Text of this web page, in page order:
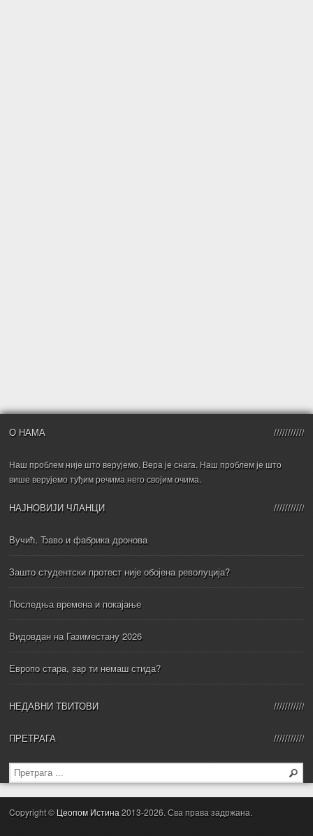
О НАМА
Наш проблем није што верујемо. Вера је снага. Наш проблем је што
више верујемо туђим речима него својим очима.
НАЈНОВИЈИ ЧЛАНЦИ
Вучић, Ђаво и фабрика дронова
Зашто студентски протест није обојена револуција?
Последња времена и покајање
Видовдан на Газиместану 2026
Европо стара, зар ти немаш стида?
НЕДАВНИ ТВИТОВИ
ПРЕТРАГА
Copyright © Цеопом Истина2013-2026. Сва права задржана.